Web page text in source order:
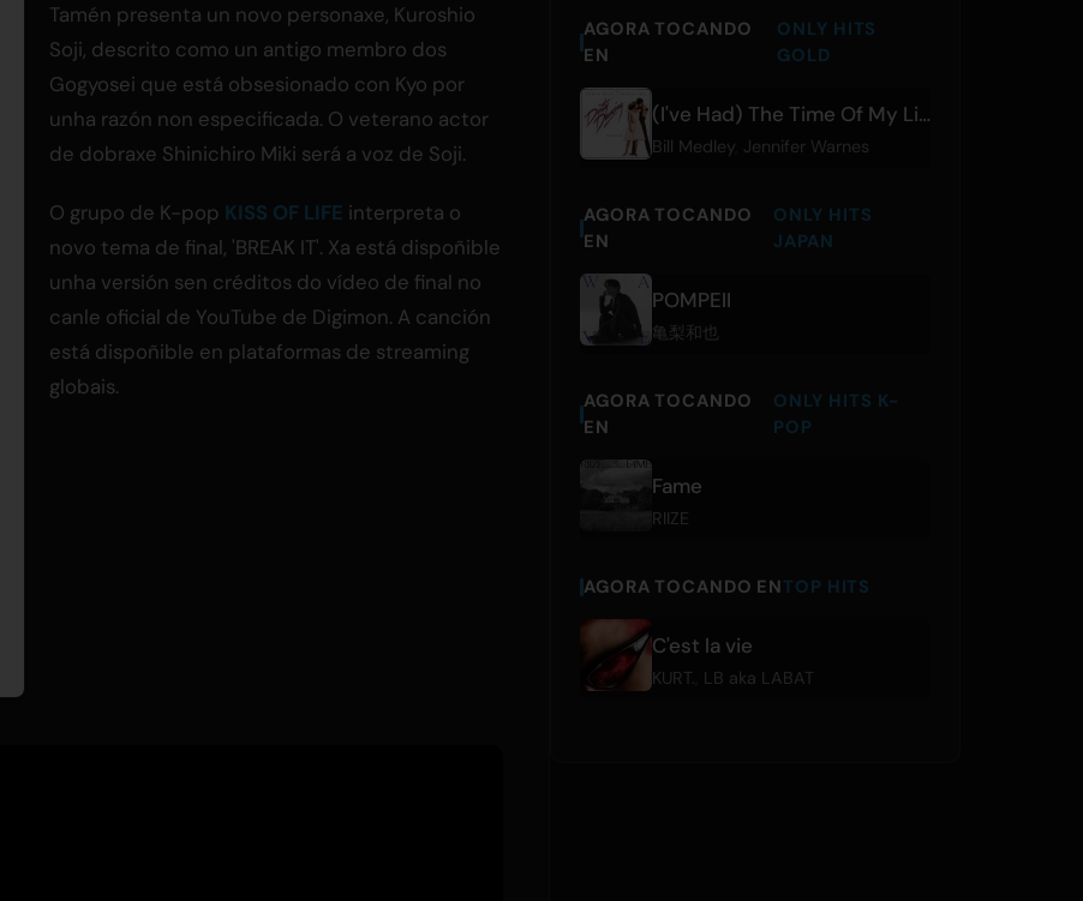
Tamén presenta un novo personaxe, Kuroshio
Soji, descrito como un antigo membro dos
Gogyosei que está obsesionado con Kyo por
unha razón non especificada. O veterano actor
de dobraxe Shinichiro Miki será a voz de Soji.
O grupo de K-pop KISS OF LIFE interpreta o
novo tema de final, 'BREAK IT'. Xa está dispoñible
unha versión sen créditos do vídeo de final no
canle oficial de YouTube de Digimon. A canción
está dispoñible en plataformas de streaming
globais.
AGORA TOCANDO
EN
ONLY HITS
GOLD
(I've Had) The Time Of My Life - From 'Dirty Dancing' Soundtrack
Bill Medley Jennifer Warnes
AGORA TOCANDO
EN
ONLY HITS
JAPAN
POMPEII
亀梨和也
AGORA TOCANDO
EN
ONLY HITS K-
POP
Fame
RIIZE
AGORA TOCANDO ENTOP HITS
C'est la vie
KURT. LB aka LABAT